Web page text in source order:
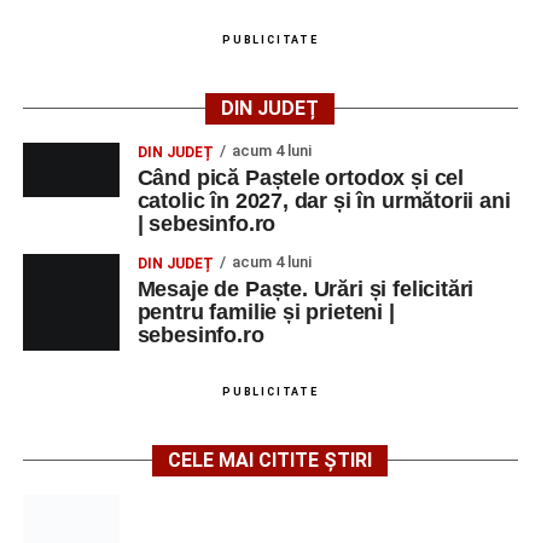
– Proiecție cinematografică:
de Federico Fellini și Tullio Pinelli.
MARȚI, 25 AUGUST 2026
Grădina Muzeului Municipal „Ioan
Raica” Sebeș
„Armonia artelor”– salon literar și întâlnire
cu artele plastice, organizat alături de artiști locali.
– Proiecție cinematografică:
„Anotimpurile”de Antonio Vivaldi (rating N-15).
PUBLICITATE
DIN JUDEȚ
DIN JUDEȚ acum 4 luni
Când pică Paștele ortodox și cel
catolic în 2027, dar și în următorii ani
| sebesinfo.ro
DIN JUDEȚ acum 4 luni
Mesaje de Paște. Urări și felicitări
pentru familie și prieteni |
sebesinfo.ro
PUBLICITATE
CELE MAI CITITE ȘTIRI